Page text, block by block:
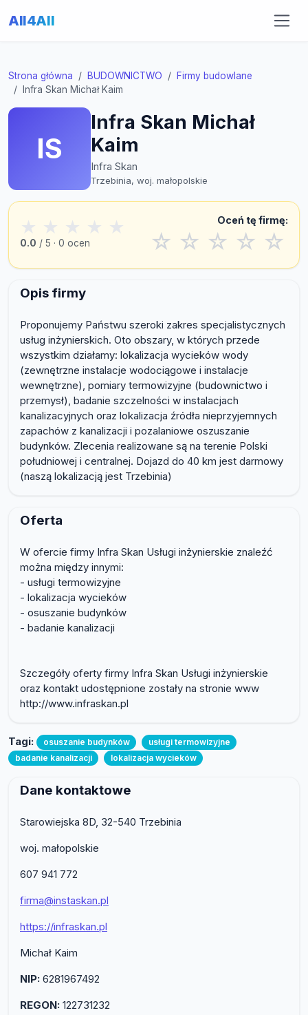
All4All
Strona główna BUDOWNICTWO
Firmy budowlane
Infra Skan Michał Kaim
IS
Infra Skan Michał
Kaim
Infra Skan
Trzebinia, woj. małopolskie
★ ★ ★ ★ ★
0.0 / 5 · 0 ocen
Oceń tę firmę:
☆ ☆ ☆ ☆ ☆
Opis firmy
Proponujemy Państwu szeroki zakres specjalistycznych
usług inżynierskich. Oto obszary, w których przede
wszystkim działamy: lokalizacja wycieków wody
(zewnętrzne instalacje wodociągowe i instalacje
wewnętrzne), pomiary termowizyjne (budownictwo i
przemysł), badanie szczelności w instalacjach
kanalizacyjnych oraz lokalizacja źródła nieprzyjemnych
zapachów z kanalizacji i pozalaniowe oszuszanie
budynków. Zlecenia realizowane są na terenie Polski
południowej i centralnej. Dojazd do 40 km jest darmowy
(naszą lokalizacją jest Trzebinia)
Oferta
W ofercie firmy Infra Skan Usługi inżynierskie znaleźć
można między innymi:
- usługi termowizyjne
- lokalizacja wycieków
- osuszanie budynków
- badanie kanalizacji
Szczegóły oferty firmy Infra Skan Usługi inżynierskie
oraz kontakt udostępnione zostały na stronie www
http://www.infraskan.pl
Tagi: osuszanie budynków
usługi termowizyjne
badanie kanalizacji
lokalizacja wycieków
Dane kontaktowe
Starowiejska 8D, 32-540 Trzebinia
woj. małopolskie
607 941 772
firma@instaskan.pl
https://infraskan.pl
Michał Kaim
NIP: 6281967492
REGON: 122731232